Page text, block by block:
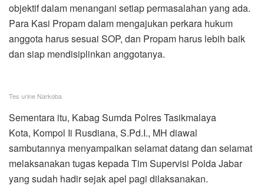
objektif dalam menangani setiap permasalahan yang ada.
Para Kasi Propam dalam mengajukan perkara hukum
anggota harus sesuai SOP, dan Propam harus lebih baik
dan siap mendisiplinkan anggotanya.
Tes urine Narkoba
Sementara itu, Kabag Sumda Polres Tasikmalaya
Kota, Kompol Ii Rusdiana, S.Pd.I., MH diawal
sambutannya menyampaikan selamat datang dan selamat
melaksanakan tugas kepada Tim Supervisi Polda Jabar
yang sudah hadir sejak apel pagi dilaksanakan.